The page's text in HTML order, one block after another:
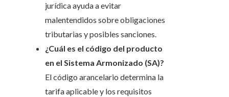
jurídica ayuda a evitar
malentendidos sobre obligaciones
tributarias y posibles sanciones.
¿Cuál es el código del producto
en el Sistema Armonizado (SA)?
El código arancelario determina la
tarifa aplicable y los requisitos